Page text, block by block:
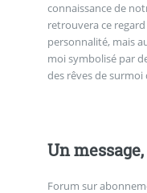
connaissance de
retrouvera ce
personnalité, mais
moi symbolisé par
des rêves de
Un
Forum sur